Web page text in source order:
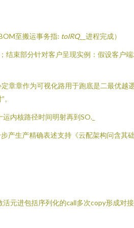
至搬运事务指: toIRQ__进程完成）
束部分针对客户呈现实例：假设客户
章作为可视化路用于跑底是二最优越逻
内核路径时间明射再到SO._
产生产精确表述支持《云配架构问含
元进包括序列化的call多次copy形成对